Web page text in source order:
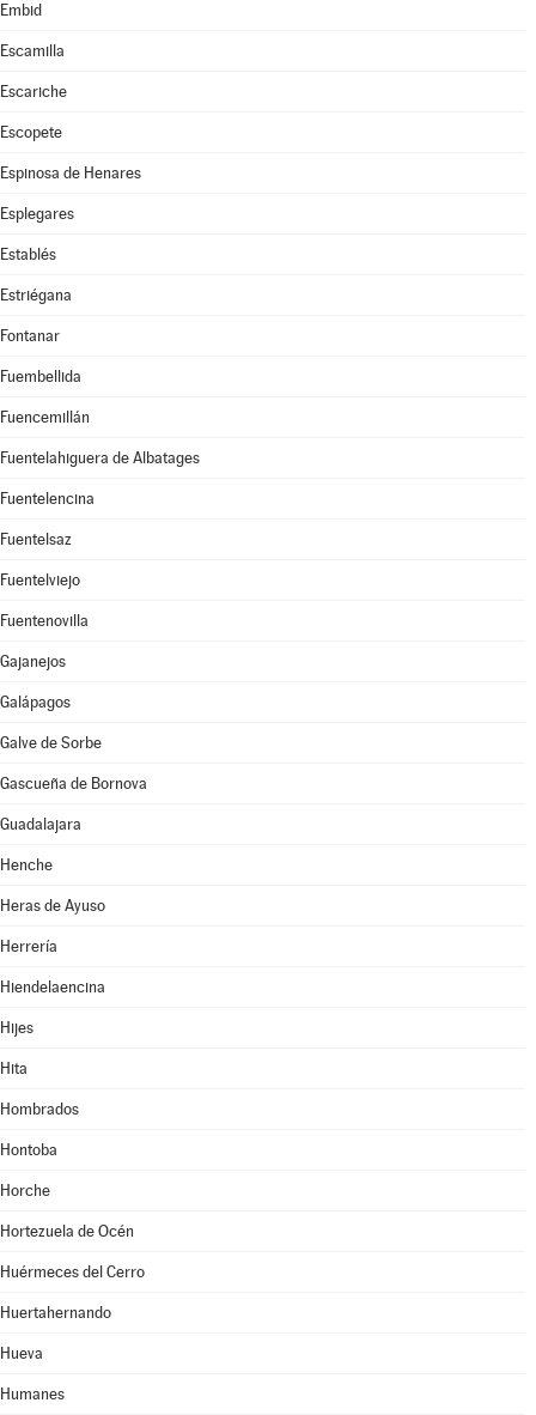
Embid
Escamilla
Escariche
Escopete
Espinosa de Henares
Esplegares
Establés
Estriégana
Fontanar
Fuembellida
Fuencemillán
Fuentelahiguera de Albatages
Fuentelencina
Fuentelsaz
Fuentelviejo
Fuentenovilla
Gajanejos
Galápagos
Galve de Sorbe
Gascueña de Bornova
Guadalajara
Henche
Heras de Ayuso
Herrería
Hiendelaencina
Hijes
Hita
Hombrados
Hontoba
Horche
Hortezuela de Océn
Huérmeces del Cerro
Huertahernando
Hueva
Humanes